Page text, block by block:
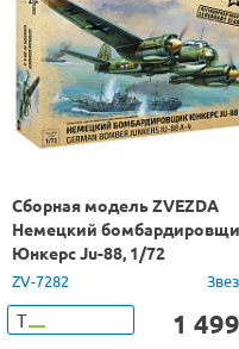
Сборная модель ZVEZDA
Немецкий
Юнкерс Ju-88, 1/72
ZV-7282
Т 1 499